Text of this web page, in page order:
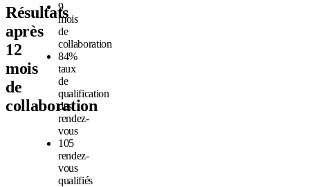
Résultats
après
12
mois
de
collaboration
9
mois
de
collaboration
84%
taux
de
qualification
des
rendez-
vous
105
rendez-
vous
qualifiés